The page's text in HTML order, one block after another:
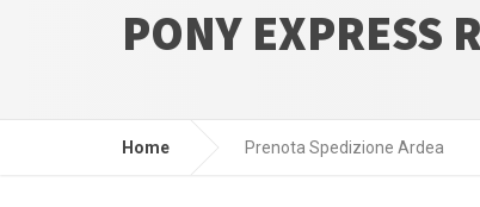
PONY EXPRESS
Home Prenota Spedizione Ardea